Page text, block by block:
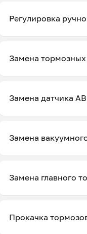
Регулировка
Замена
Замена датчика
Замена
Замена главного
Прокачка